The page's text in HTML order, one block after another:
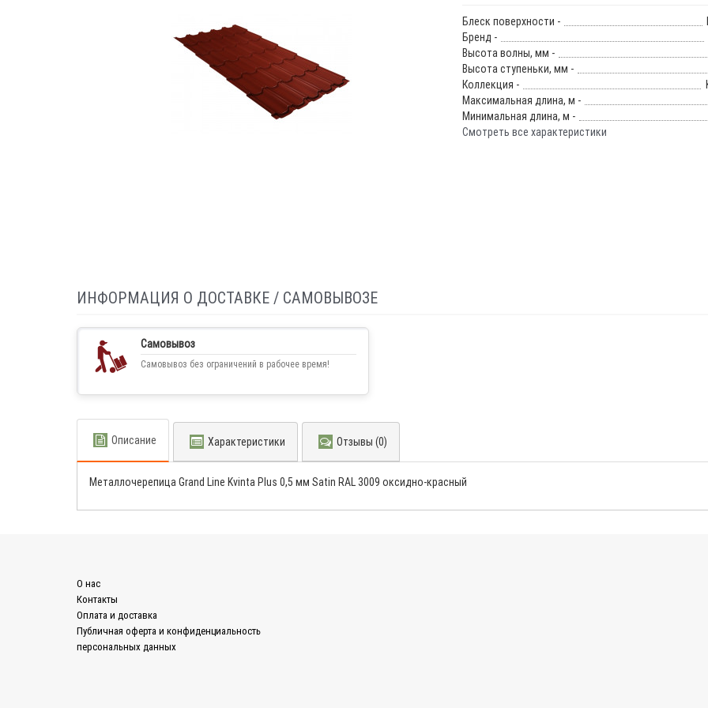
Блеск поверхности -
Бренд -
Высота волны, мм -
Высота ступеньки, мм -
Коллекция -
Максимальная длина, м -
Минимальная длина, м -
Смотреть все характеристики
ИНФОРМАЦИЯ О ДОСТАВКЕ / САМОВЫВОЗЕ
Самовывоз
Самовывоз без ограничений в рабочее время!
Описание Характеристики Отзывы (0)
Металлочерепица Grand Line Kvinta Plus 0,5 мм Satin RAL 3009 оксидно-красный
О нас
Контакты
Оплата и доставка
Публичная оферта и конфиденциальность
персональных данных